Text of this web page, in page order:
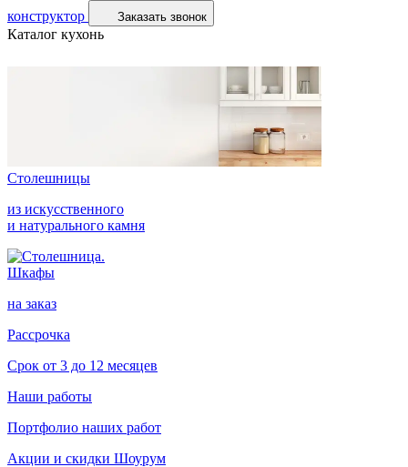
конструктор
Заказать звонок
Каталог кухонь
Столешницы
из искусственного
и натурального камня
Шкафы
на заказ
Рассрочка
Срок от 3 до 12 месяцев
Наши работы
Портфолио наших работ
Акции и скидки Шоурум